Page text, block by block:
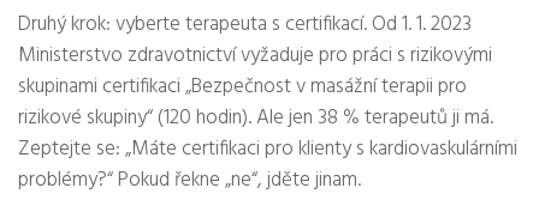
Druhý krok: vyberte terapeuta s certifikací. Od 1. 1. 2023
Ministerstvo zdravotnictví vyžaduje pro práci s rizikovými
skupinami certifikaci „Bezpečnost v masážní terapii pro
rizikové skupiny“ (120 hodin). Ale jen 38 % terapeutů ji má.
Zeptejte se: „Máte certifikaci pro klienty s kardiovaskulárními
problémy?“ Pokud řekne „ne“, jděte jinam.